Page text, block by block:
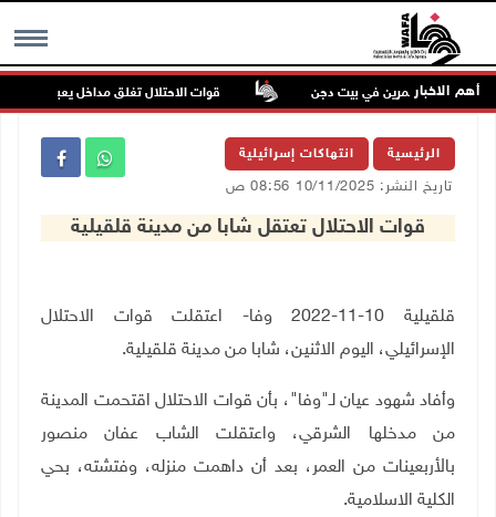
MENU أهم الاخبار
للمستعمرين في بيت دجن قوات الاحتلال تغلق مداخل يعبد جنوب
الرئيسية انتهاكات إسرائيلية
تاريخ النشر: 10/11/2025 08:56 ص
قوات الاحتلال تعتقل شابا من مدينة قلقيلية
قلقيلية 10-11-2022 وفا- اعتقلت قوات الاحتلال
الإسرائيلي، اليوم الاثنين، شابا من مدينة قلقيلية.
وأفاد شهود عيان لـ"وفا"، بأن قوات الاحتلال اقتحمت المدينة
من مدخلها الشرقي، واعتقلت الشاب عفان منصور
بالأربعينات من العمر، بعد أن داهمت منزله، وفتشته، بحي
الكلية الاسلامية.